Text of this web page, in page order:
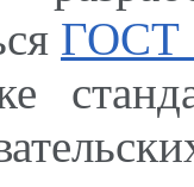
ГОСТ